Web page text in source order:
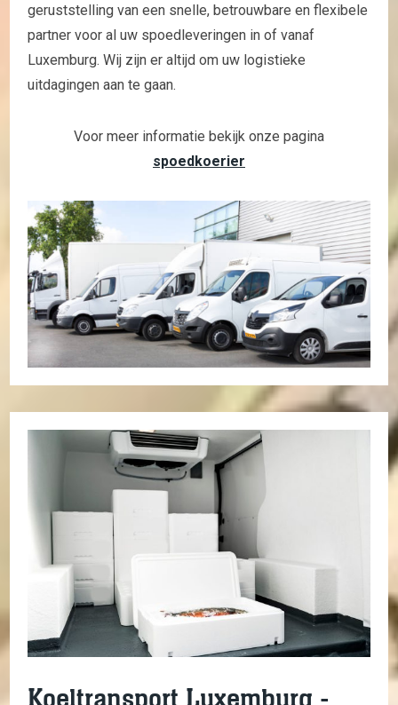
geruststelling van een snelle, betrouwbare en flexibele
partner voor al uw spoedleveringen in of vanaf
Luxemburg. Wij zijn er altijd om uw logistieke
uitdagingen aan te gaan.
Voor meer informatie bekijk onze pagina
spoedkoerier